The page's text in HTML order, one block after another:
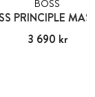
BOSS
PRINCIPLE
Pris :3 690 kr
3 690 kr